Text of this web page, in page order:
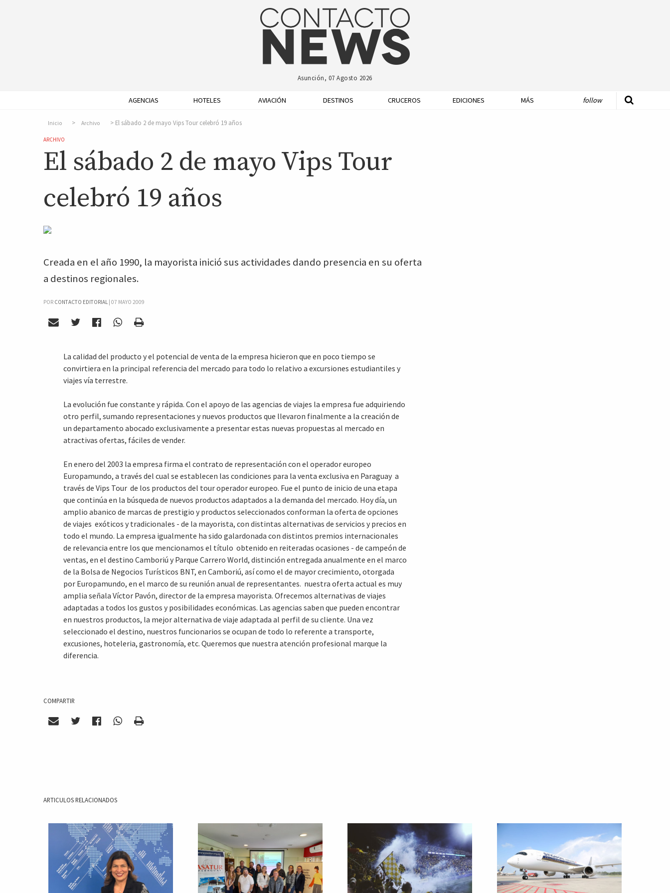
Asunción, 07 Agosto 2026
AGENCIAS HOTELES AVIACIÓN DESTINOS CRUCEROS EDICIONES MÁS follow
Inicio Archivo El sábado 2 de mayo Vips Tour celebró 19 años
ARCHIVO
El sábado 2 de mayo Vips Tour
celebró 19 años
Creada en el año 1990, la mayorista inició sus actividades dando presencia en su oferta
a destinos regionales.
POR CONTACTO EDITORIAL | 07 MAYO 2009
La calidad del producto y el potencial de venta de la empresa hicieron que en poco tiempo se
convirtiera en la principal referencia del mercado para todo lo relativo a excursiones estudiantiles y
viajes vía terrestre.
La evolución fue constante y rápida. Con el apoyo de las agencias de viajes la empresa fue adquiriendo
otro perfil, sumando representaciones y nuevos productos que llevaron finalmente a la creación de
un departamento abocado exclusivamente a presentar estas nuevas propuestas al mercado en
atractivas ofertas, fáciles de vender.
En enero del 2003 la empresa firma el contrato de representación con el operador europeo
Europamundo, a través del cual se establecen las condiciones para la venta exclusiva en Paraguay  a
través de Vips Tour  de los productos del tour operador europeo. Fue el punto de inicio de una etapa
que continúa en la búsqueda de nuevos productos adaptados a la demanda del mercado. Hoy día, un
amplio abanico de marcas de prestigio y productos seleccionados conforman la oferta de opciones
de viajes  exóticos y tradicionales - de la mayorista, con distintas alternativas de servicios y precios en
todo el mundo. La empresa igualmente ha sido galardonada con distintos premios internacionales
de relevancia entre los que mencionamos el título  obtenido en reiteradas ocasiones - de campeón de
ventas, en el destino Camboriú y Parque Carrero World, distinción entregada anualmente en el marco
de la Bolsa de Negocios Turísticos BNT, en Camboriú, así como el de mayor crecimiento, otorgada
por Europamundo, en el marco de su reunión anual de representantes. nuestra oferta actual es muy
amplia señala Víctor Pavón, director de la empresa mayorista. Ofrecemos alternativas de viajes
adaptadas a todos los gustos y posibilidades económicas. Las agencias saben que pueden encontrar
en nuestros productos, la mejor alternativa de viaje adaptada al perfil de su cliente. Una vez
seleccionado el destino, nuestros funcionarios se ocupan de todo lo referente a transporte,
excusiones, hoteleria, gastronomía, etc. Queremos que nuestra atención profesional marque la
diferencia.
COMPARTIR
ARTICULOS RELACIONADOS